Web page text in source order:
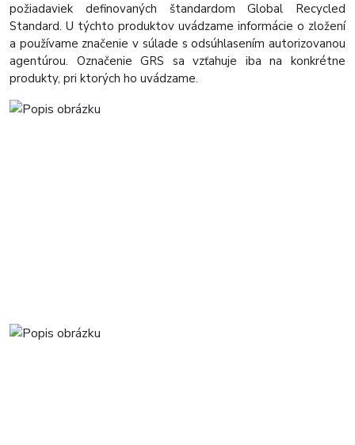
požiadaviek definovaných štandardom Global Recycled
Standard. U týchto produktov uvádzame informácie o zložení
a používame značenie v súlade s odsúhlasením autorizovanou
agentúrou. Označenie GRS sa vzťahuje iba na konkrétne
produkty, pri ktorých ho uvádzame.